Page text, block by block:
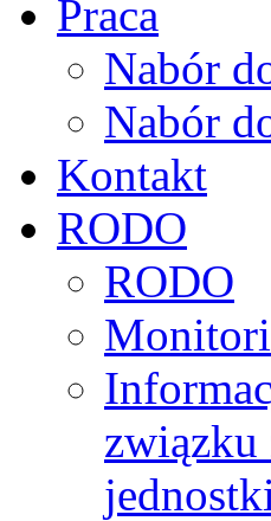
Praca
Nabór
Nabór
Kontakt
RODO
RODO
związku